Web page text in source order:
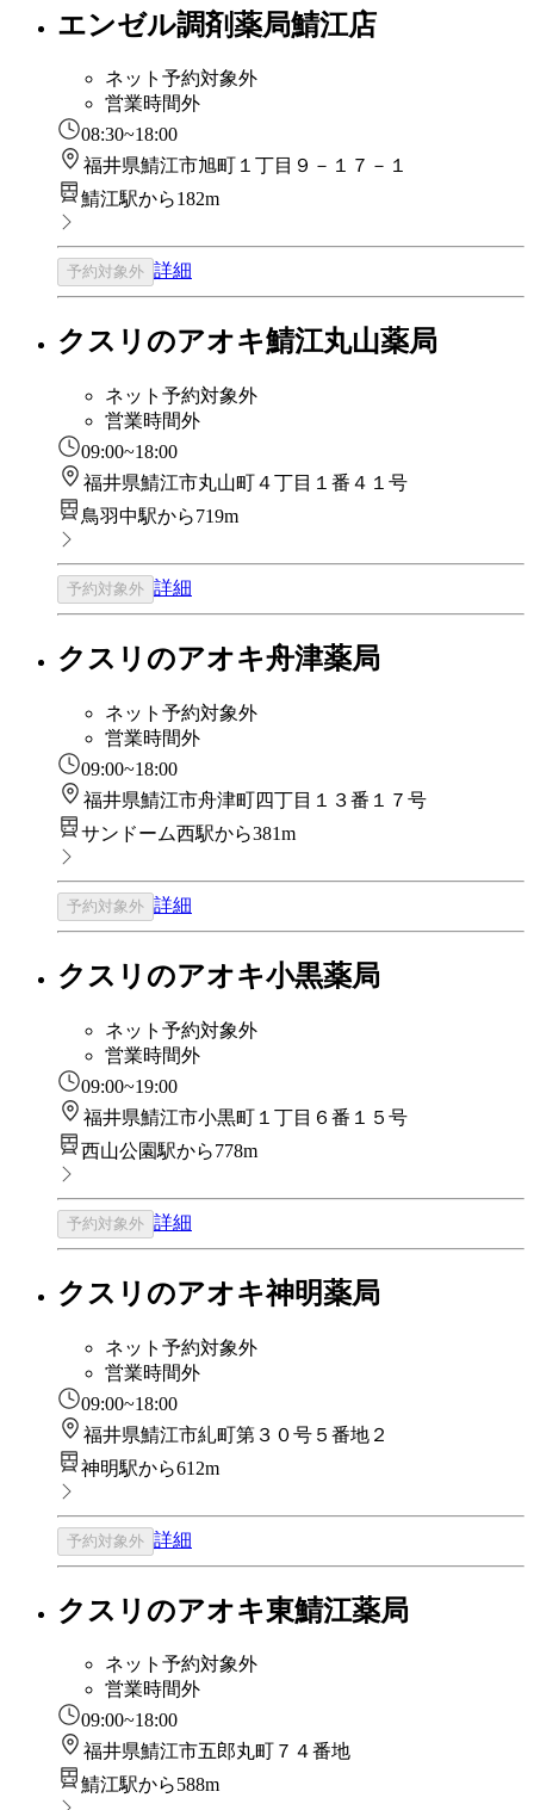
エンゼル調剤薬局鯖江店
ネット予約対象外
営業時間外
08:30~18:00
福井県鯖江市旭町１丁目９－１７－１
鯖江駅から182m
予約対象外 詳細
クスリのアオキ鯖江丸山薬局
ネット予約対象外
営業時間外
09:00~18:00
福井県鯖江市丸山町４丁目１番４１号
鳥羽中駅から719m
予約対象外 詳細
クスリのアオキ舟津薬局
ネット予約対象外
営業時間外
09:00~18:00
福井県鯖江市舟津町四丁目１３番１７号
サンドーム西駅から381m
予約対象外 詳細
クスリのアオキ小黒薬局
ネット予約対象外
営業時間外
09:00~19:00
福井県鯖江市小黒町１丁目６番１５号
西山公園駅から778m
予約対象外 詳細
クスリのアオキ神明薬局
ネット予約対象外
営業時間外
09:00~18:00
福井県鯖江市糺町第３０号５番地２
神明駅から612m
予約対象外 詳細
クスリのアオキ東鯖江薬局
ネット予約対象外
営業時間外
09:00~18:00
福井県鯖江市五郎丸町７４番地
鯖江駅から588m